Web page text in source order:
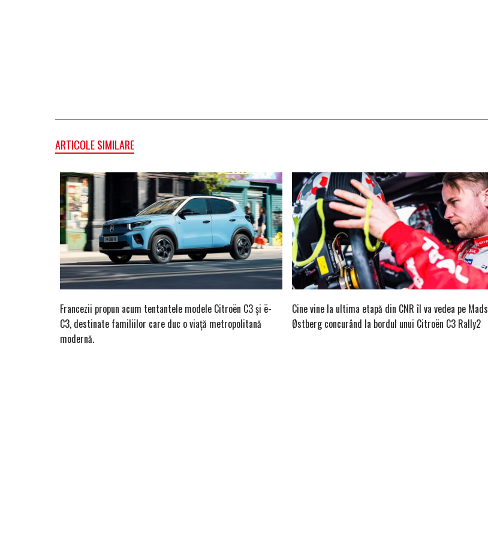
ARTICOLE SIMILARE
Francezii propun acum tentantele modele Citroën C3 și ë-
C3, destinate familiilor care duc o viață metropolitană
modernă.
Cine vine la ultima etapă din CNR îl va vedea pe Mads
Østberg concurând la bordul unui Citroën C3 Rally2